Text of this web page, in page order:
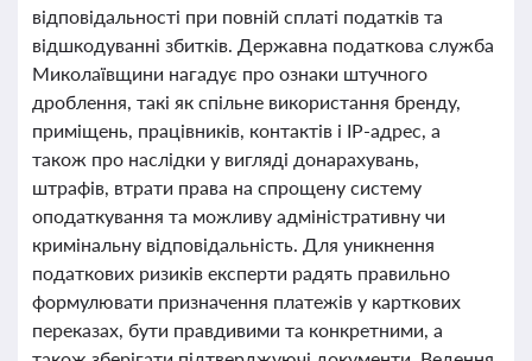
відповідальності при повній сплаті податків та
відшкодуванні збитків. Державна податкова служба
Миколаївщини нагадує про ознаки штучного
дроблення, такі як спільне використання бренду,
приміщень, працівників, контактів і IP-адрес, а
також про наслідки у вигляді донарахувань,
штрафів, втрати права на спрощену систему
оподаткування та можливу адміністративну чи
кримінальну відповідальність. Для уникнення
податкових ризиків експерти радять правильно
формулювати призначення платежів у карткових
переказах, бути правдивими та конкретними, а